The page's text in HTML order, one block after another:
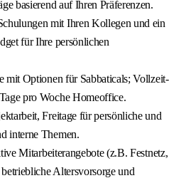
basierend auf Ihren Präferenzen.
mit Ihren Kollegen und ein
für Ihre persönlichen
mit Optionen für Sabbaticals; Vollzeit-
pro Woche Homeoffice.
Freitage für persönliche und
interne Themen.
Mitarbeiterangebote (z.B. Festnetz,
Altersvorsorge und